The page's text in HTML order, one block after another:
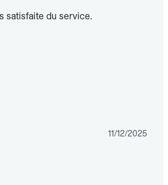
satisfaite du service.
11/12/2025